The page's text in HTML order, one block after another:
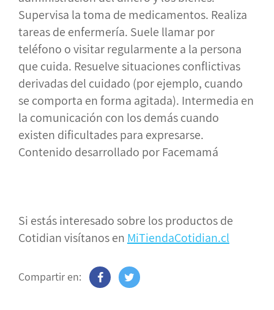
Supervisa la toma de medicamentos. Realiza
tareas de enfermería. Suele llamar por
teléfono o visitar regularmente a la persona
que cuida. Resuelve situaciones conflictivas
derivadas del cuidado (por ejemplo, cuando
se comporta en forma agitada). Intermedia en
la comunicación con los demás cuando
existen dificultades para expresarse.
Contenido desarrollado por Facemamá
Si estás interesado sobre los productos de
Cotidian visítanos en MiTiendaCotidian.cl
Compartir en: